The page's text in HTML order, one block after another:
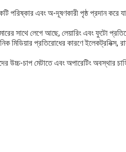
এবং অ-দূষণকারী পৃষ্ঠ প্রদান করে
সাথে লেগে আছে, লেয়ারিং এবং ফুটো
মিডিয়ার প্রতিরোধের কারণে ইলেকট্রনিক্স,
উচ্চ-চাপ মেটাতে এবং অপারেটিং অবস্থার